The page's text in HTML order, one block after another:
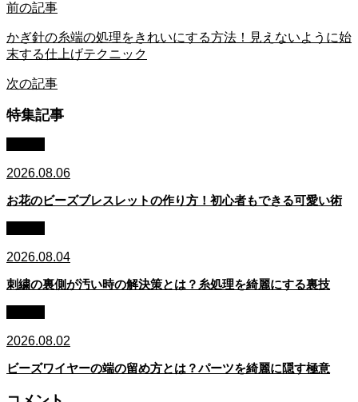
前の記事
かぎ針の糸端の処理をきれいにする方法！見えないように始
末する仕上げテクニック
次の記事
特集記事
2026.08.06
お花のビーズブレスレットの作り方！初心者もできる可愛い術
2026.08.04
刺繍の裏側が汚い時の解決策とは？糸処理を綺麗にする裏技
2026.08.02
ビーズワイヤーの端の留め方とは？パーツを綺麗に隠す極意